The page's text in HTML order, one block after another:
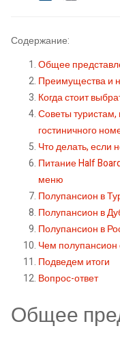
Содержание:
Общее
Преимущества и
Когда стоит
Советы
гостиничного
Что делать, если
Питание Half
меню
Полупансион в
Полупансион в
Полупансион в
Чем полупансион
Подведем итоги
Вопрос-ответ
Общее